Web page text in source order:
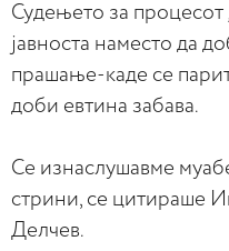
Судењето за процесот
јавноста наместо да
прашање-каде се
доби евтина забава.
Се изнаслушавме
стрини, се цитираше
Делчев.